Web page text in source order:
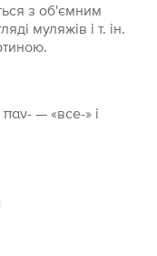
з об'ємним
муляжів і т. ін.
— «все-» і